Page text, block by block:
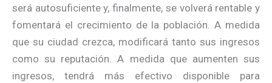
será autosuficiente y, finalmente, se volverá rentable y
fomentará el crecimiento de la población. A medida
que su ciudad crezca, modificará tanto sus ingresos
como su reputación. A medida que aumenten sus
ingresos, tendrá más efectivo disponible para